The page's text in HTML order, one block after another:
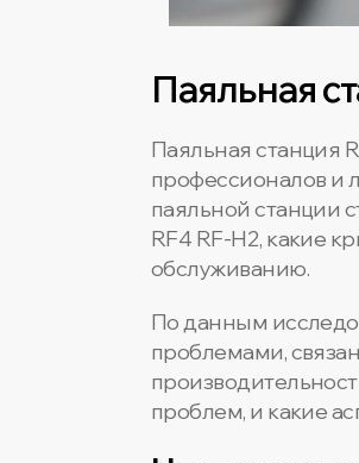
Паяльная
Паяльная станция
профессионалов и
паяльной станции
RF4 RF-H2, какие
обслуживанию.
По данным
проблемами,
проблем, и какие